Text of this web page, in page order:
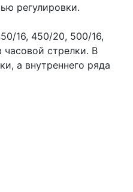
регулировки.
16, 450/20, 500/16,
стрелки. В
а внутреннего ряда